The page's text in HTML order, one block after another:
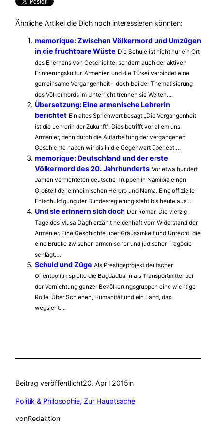
Ähnliche Artikel die Dich noch interessieren könnten:
memorique: Zwischen Völkermord und Umzügen
in die fruchtbare Wüste Die Schule ist nicht nur ein Ort
des Erlernens von Geschichte, sondern auch der aktiven
Erinnerungskultur. Armenien und die Türkei verbindet eine
gemeinsame Vergangenheit – doch bei der Thematisierung
des Völkermords im Unterricht trennen sie Welten….
Übersetzung: Eine armenische Lehrerin
berichtet Ein altes Sprichwort besagt „Die Vergangenheit
ist die Lehrerin der Zukunft“. Dies betrifft vor allem uns
Armenier, denn durch die Aufarbeitung der vergangenen
Geschichte haben wir bis in die Gegenwart überlebt….
memorique: Deutschland und der erste
Völkermord des 20. Jahrhunderts Vor etwa hundert
Jahren vernichteten deutsche Truppen in Namibia einen
Großteil der einheimischen Herero und Nama. Eine offizielle
Entschuldigung der Bundesregierung steht bis heute aus….
Und sie erinnern sich doch Der Roman Die vierzig
Tage des Musa Dagh erzählt heldenhaft vom Widerstand der
Armenier. Eine Geschichte über Grausamkeit und Unrecht, die
eine Brücke zwischen armenischer und jüdischer Tragödie
schlägt….
Schuld und Züge Als Prestigeprojekt deutscher
Orientpolitik spielte die Bagdadbahn als Transportmittel bei
der Vernichtung ganzer Bevölkerungsgruppen eine wichtige
Rolle. Über Schienen, Humanität und ein Land, das
wegsieht….
Beitrag veröffentlicht20. April 2015in
Politik & Philosophie, Zur Hauptsache
vonRedaktion